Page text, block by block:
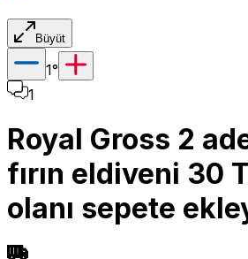
Büyüt
1°
1
Royal Gross 2
fırın eldiveni 30
olanı sepete